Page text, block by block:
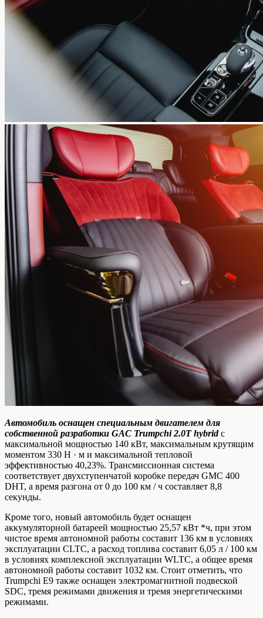
Автомобиль оснащен специальным двигателем для
собственной разработки GAC Trumpchi 2.0T hybridс
максимальной мощностью 140 кВт, максимальным крутящим
моментом 330 Н · м и максимальной тепловой
эффективностью 40,23%. Трансмиссионная система
соответствует двухступенчатой коробке передач GMC 400
DHT, а время разгона от 0 до 100 км / ч составляет 8,8
секунды.
Кроме того, новый автомобиль будет оснащен
аккумуляторной батареей мощностью 25,57 кВт *ч, при этом
чистое время автономной работы составит 136 км в условиях
эксплуатации CLTC, а расход топлива составит 6,05 л / 100 км
в условиях комплексной эксплуатации WLTC, а общее время
автономной работы составит 1032 км. Стоит отметить, что
Trumpchi E9 также оснащен электромагнитной подвеской
SDC, тремя режимами движения и тремя энергетическими
режимами.